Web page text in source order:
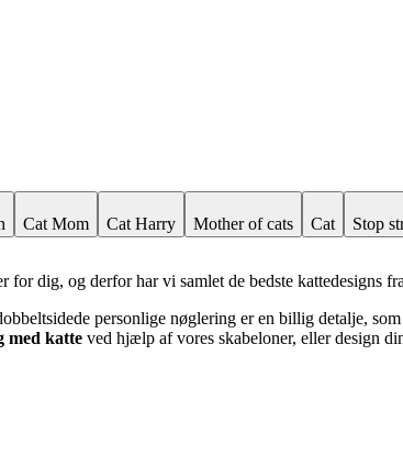
Cat Mom Cat Harry Mother of cats Cat Stop
dig, og derfor har vi samlet de bedste kattedesigns
personlige nøglering er en billig detalje,
med katte ved hjælp af vores skabeloner, eller design